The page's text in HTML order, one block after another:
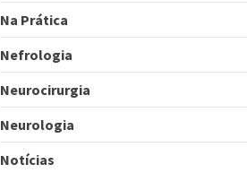
Na Prática
Nefrologia
Neurocirurgia
Neurologia
Notícias